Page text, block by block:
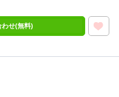
わせ(無料)